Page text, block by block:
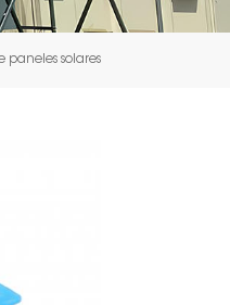
español
português
paneles solares